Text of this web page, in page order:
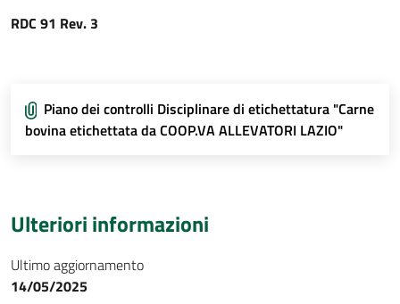
RDC 91 Rev. 3
Piano dei controlli Disciplinare di etichettatura "Carne
bovina etichettata da COOP.VA ALLEVATORI LAZIO"
Ulteriori informazioni
Ultimo aggiornamento
14/05/2025